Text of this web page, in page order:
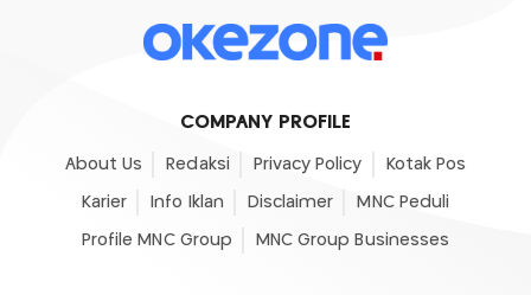
COMPANY PROFILE
About Us Redaksi Privacy Policy Kotak Pos
Karier Info Iklan Disclaimer MNC Peduli
Profile MNC Group MNC Group Businesses